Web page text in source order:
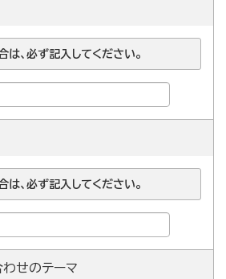
は、必ず記入してください。
は、必ず記入してください。
せのテーマ